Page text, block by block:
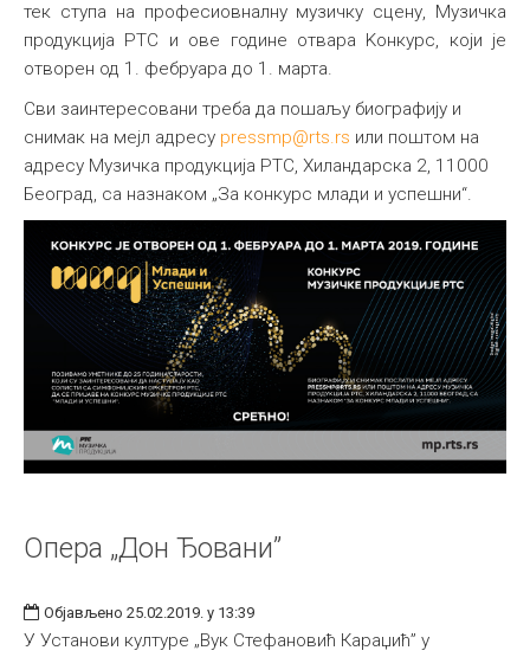
тек ступа на професиовналну музичку сцену, Музичка
продукција РТС и ове године отвара Kонкурс, који је
отворен од 1. фебруара до 1. марта.
Сви заинтересовани треба да пошаљу биографију и
снимак на мејл адресу pressmp@rts.rs или поштом на
адресу Музичка продукција РТС, Хиландарска 2, 11000
Београд, са назнаком „За конкурс млади и успешни“.
Опера „Дон Ђовани”
Објављено 25.02.2019. у 13:39
У Установи културе „Вук Стефановић Караџић” у